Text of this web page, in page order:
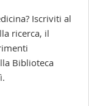
Iscriviti al
ricerca, il
Biblioteca